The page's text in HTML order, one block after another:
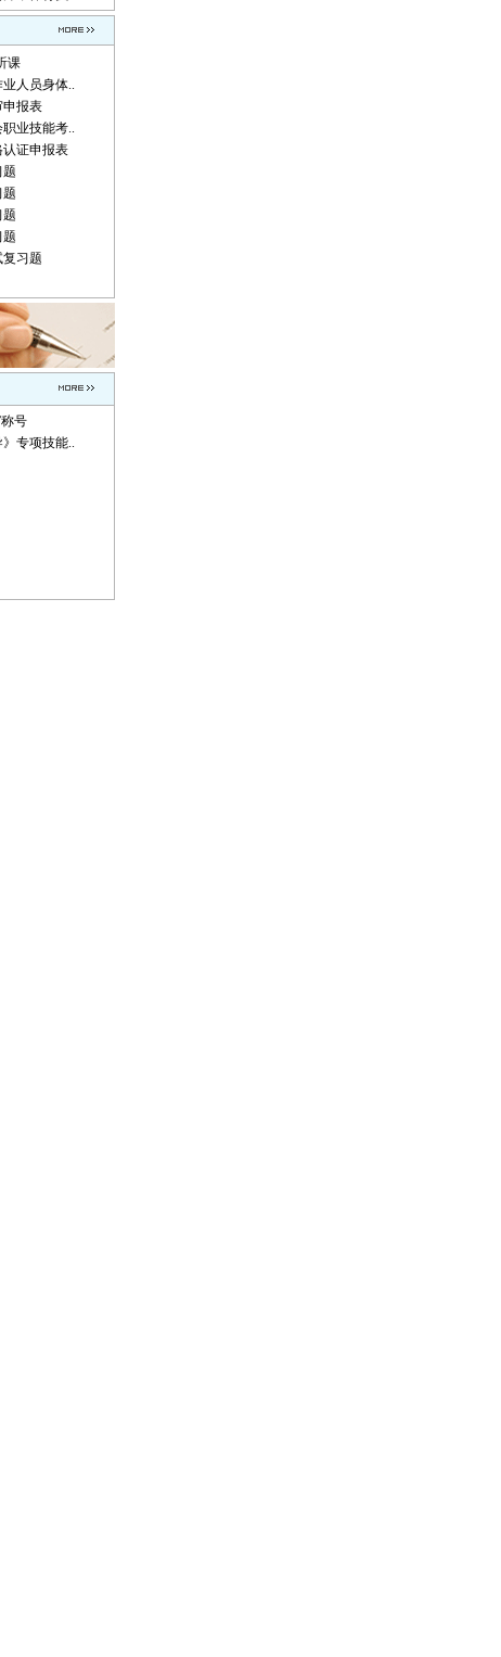
课
人员身体..
申报表
业技能考..
证申报表
题
题
题
题
习题
号
》专项技能..